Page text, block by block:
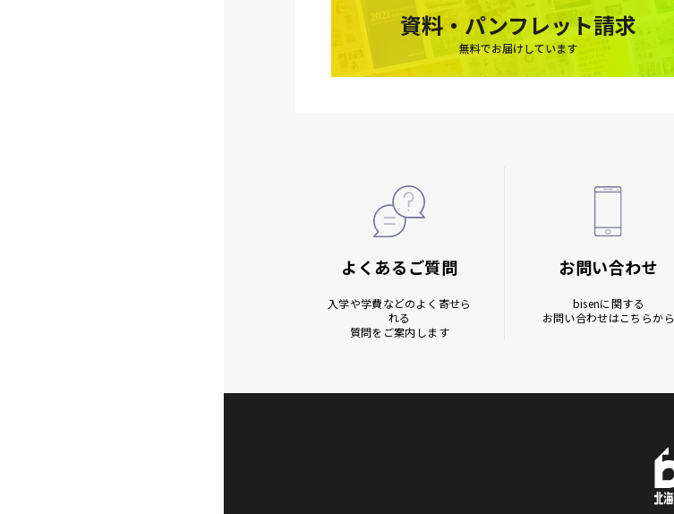
資料・パンフレット請求
無料でお届けしています
よくあるご質問
入学や学費などのよく寄せら
れる
質問をご案内します
お問い合わせ
bisenに関する
お問い合わせはこちらから